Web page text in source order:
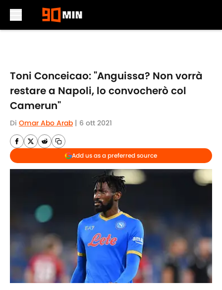
Toni Conceicao: "Anguissa? Non vorrà
restare a Napoli, lo convocherò col
Camerun"
Di Omar Abo Arab | 6 ott 2021
Add us as a preferred source